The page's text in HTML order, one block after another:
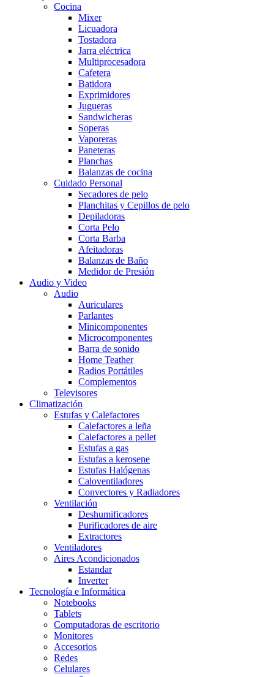
Cocina
Mixer
Licuadora
Tostadora
Jarra eléctrica
Multiprocesadora
Cafetera
Batidora
Exprimidores
Jugueras
Sandwicheras
Soperas
Vaporeras
Paneteras
Planchas
Balanzas de cocina
Cuidado Personal
Secadores de pelo
Planchitas y Cepillos de pelo
Depiladoras
Corta Pelo
Corta Barba
Afeitadoras
Balanzas de Baño
Medidor de Presión
Audio y Video
Audio
Auriculares
Parlantes
Minicomponentes
Microcomponentes
Barra de sonido
Home Teather
Radios Portátiles
Complementos
Televisores
Climatización
Estufas y Calefactores
Calefactores a leña
Calefactores a pellet
Estufas a gas
Estufas a kerosene
Estufas Halógenas
Caloventiladores
Convectores y Radiadores
Ventilación
Deshumificadores
Purificadores de aire
Extractores
Ventiladores
Aires Acondicionados
Estandar
Inverter
Tecnología e Informática
Notebooks
Tablets
Computadoras de escritorio
Monitores
Accesorios
Redes
Celulares